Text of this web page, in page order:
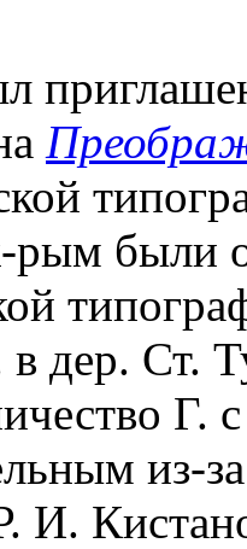
рым были
в дер. Ст.
Г.
из-
И.